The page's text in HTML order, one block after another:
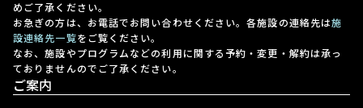
めご了承ください。
お急ぎの方は、お電話でお問い合わせください。各施設の連絡先は施
設連絡先一覧をご覧ください。
なお、施設やプログラムなどの利用に関する予約・変更・解約は承っ
ておりませんのでご了承ください。
ご案内